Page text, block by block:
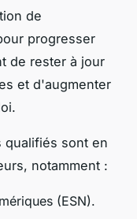
de
progresser
de rester à jour
et d'augmenter
qualifiés sont en
notamment :
(ESN).